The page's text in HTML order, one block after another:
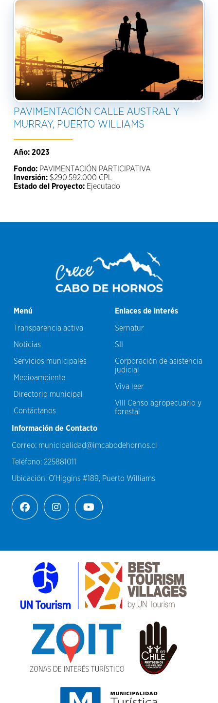
PAVIMENTACIÓN CALLE AUSTRAL Y
MURRAY, PUERTO WILLIAMS
Año: 2023
Fondo: PAVIMENTACIÓN PARTICIPATIVA
Inversión: $290.592.000 CPL
Estado del Proyecto: Ejecutado
Menú
Transparencia activa
Noticias
Servicios municipales
Medioambiente
Directorio municipal
Contáctanos
Enlaces de interés
Sernatur
SII
Corporación de asistencia
judicial
Viva leer
VIII Censo agropecuario y
forestal
Información de Contacto
Correo: municipalidad@imcabodehornos.cl
Teléfono: 225881011
Ubicación: O’Higgins #189, Puerto Williams